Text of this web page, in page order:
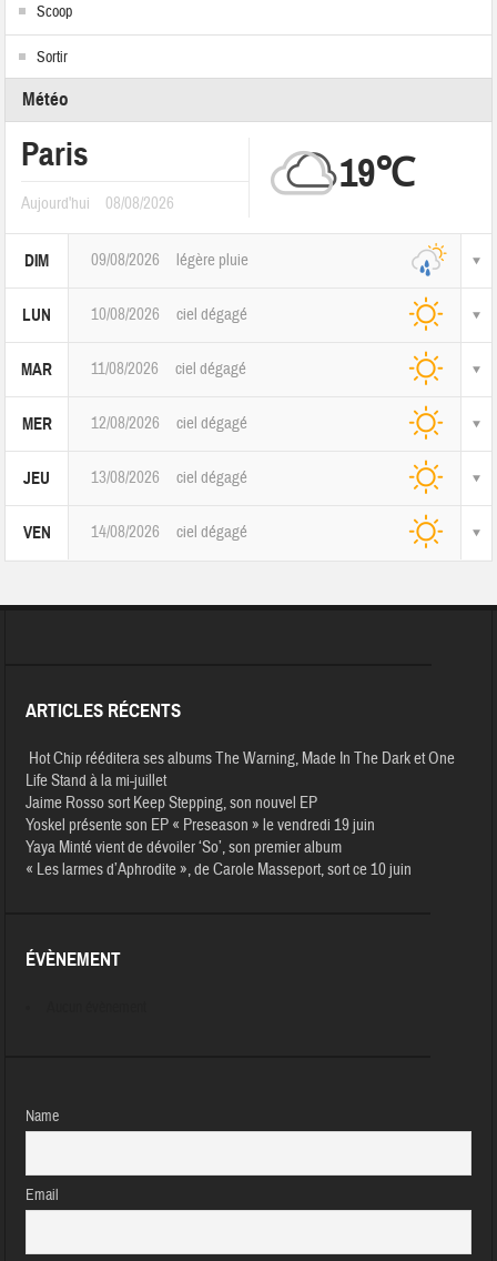
Scoop
Sortir
Météo
Paris
Aujourd'hui 08/08/2026
19℃
DIM 09/08/2026 légère pluie
LUN 10/08/2026 ciel dégagé
MAR 11/08/2026 ciel dégagé
MER 12/08/2026 ciel dégagé
JEU 13/08/2026 ciel dégagé
VEN 14/08/2026 ciel dégagé
ARTICLES RÉCENTS
Hot Chip rééditera ses albums The Warning, Made In The Dark et One
Life Stand à la mi-juillet
Jaime Rosso sort Keep Stepping, son nouvel EP
Yoskel présente son EP « Preseason » le vendredi 19 juin
Yaya Minté vient de dévoiler ‘So’, son premier album
« Les larmes d’Aphrodite », de Carole Masseport, sort ce 10 juin
ÉVÈNEMENT
Name
Email